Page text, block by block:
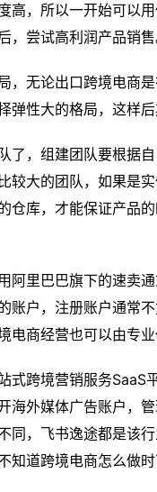
高，所以一开始可以
尝试高利润产品销售
，无论出口跨境电商
性大的格局，这样后
了，组建团队要根据
较大的团队，如果是
库，才能保证产品
阿里巴巴旗下的速卖
户，注册账户通常
商经营也可以由专业
式跨境营销服务
海外媒体广告账户，
同，飞书逸途都是该
知道跨境电商怎么做